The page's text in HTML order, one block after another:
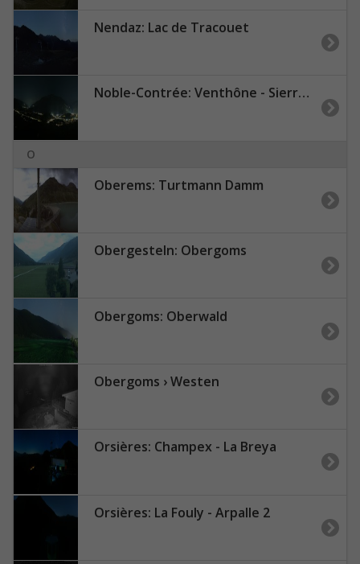
Nendaz: Lac de Tracouet
Noble-Contrée: Venthône - Sierre - Salquenen - Val d'Anniviers
O
Oberems: Turtmann Damm
Obergesteln: Obergoms
Obergoms: Oberwald
Obergoms › Westen
Orsières: Champex - La Breya
Orsières: La Fouly - Arpalle 2